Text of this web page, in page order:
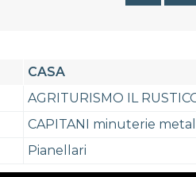
CASA
AGRITURISMO IL
CAPITANI minuterie
Pianellari